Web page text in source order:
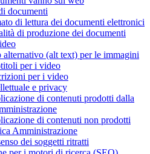
documenti
di lettura dei documenti elettronici
di produzione dei documenti
alternativo (alt text) per le immagini
per i video
per i video
e privacy
di contenuti prodotti dalla
di contenuti non prodotti
Amministrazione
dei soggetti ritratti